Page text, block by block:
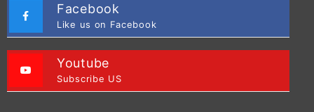
Facebook
Like us on Facebook
Youtube
Subscribe US